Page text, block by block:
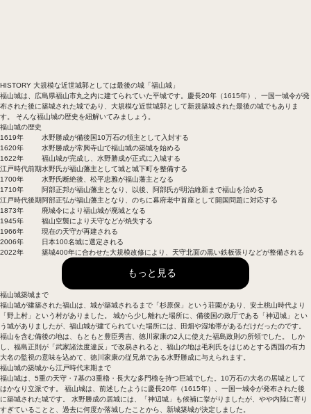
HISTORY 大規模な近世城郭としては最後の城「福山城」
福山城は、広島県福山市丸之内に建てられていた平城です。慶長20年（1615年）、一国一城令が発
布された後に築城された城であり、大規模な近世城郭として新規築城された最後の城でもありま
す。 そんな福山城の歴史を紐解いてみましょう。
福山城の歴史
1619年
水野勝成が備後国10万石の領主として入封する
1620年
水野勝成が常興寺山で福山城の築城を始める
1622年
福山城が完成し、水野勝成が正式に入城する
江戸時代前期水野氏が福山藩主として城と城下町を整備する
1700年
水野氏断絶後、松平忠雅が福山藩主となる
1710年
阿部正邦が福山藩主となり、以後、阿部氏が明治維新まで福山を治める
江戸時代後期阿部正弘が福山藩主となり、のちに幕府老中首座として開国問題に対応する
1873年
廃城令により福山城が廃城となる
1945年
福山空襲により天守などが焼失する
1966年
現在の天守が再建される
2006年
日本100名城に選定される
2022年
築城400年に合わせた大規模改修により、天守北面の黒い鉄板張りなどが整備される
もっと見る
福山城築城まで
福山城が建築された福山は、城が築城されるまで「杉原保」という荘園があり、安土桃山時代より
「野上村」という村がありました。 城から少し離れた場所に、備後国の政庁である「神辺城」とい
う城がありましたが、福山城が建てられていた場所には、田畑や湿地帯があるだけだったのです。
福山を含む備後の地は、もともと豊臣秀吉、徳川家康の2人に使えた福島政則の所領でした。 しか
し、福島正則が「武家諸法度違反」で改易されると、福山の地は毛利氏をはじめとする西国の有力
大名の監視の意味を込めて、徳川家康の従兄弟である水野勝成に与えられます。
福山城の築城から江戸時代末期まで
福山城は、5重の天守・7基の3重櫓・長大な多門櫓を持つ巨城でした。10万石の大名の居城として
はかなり立派です。 福山城は、前述したように慶長20年（1615年）、一国一城令が発布された後
に築城された城です。 水野勝成の居城には、「神辺城」も候補に挙がりましたが、やや内陸に寄り
すぎていることと、過去に何度か落城したことから、新城築城が決定しました。